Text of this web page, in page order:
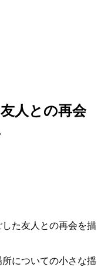
人との再会
た友人との再会を描
についての小さな揺